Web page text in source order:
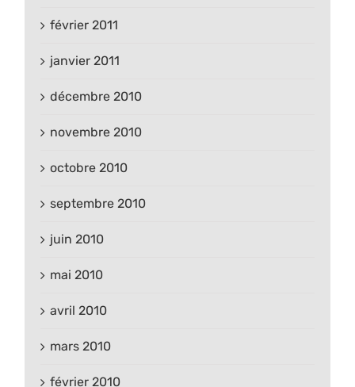
février 2011
janvier 2011
décembre 2010
novembre 2010
octobre 2010
septembre 2010
juin 2010
mai 2010
avril 2010
mars 2010
février 2010